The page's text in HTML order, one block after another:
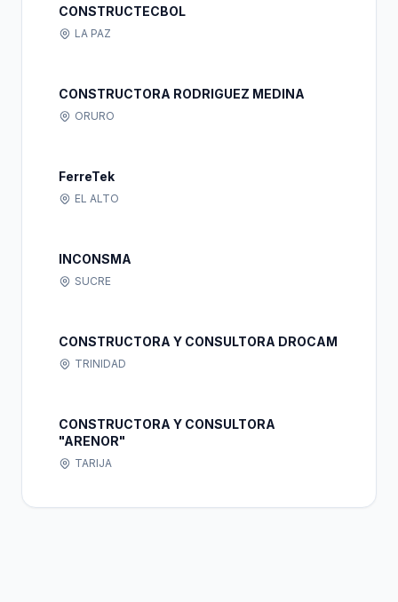
CONSTRUCTECBOL
LA PAZ
CONSTRUCTORA RODRIGUEZ MEDINA
ORURO
FerreTek
EL ALTO
INCONSMA
SUCRE
CONSTRUCTORA Y CONSULTORA DROCAM
TRINIDAD
CONSTRUCTORA Y CONSULTORA
"ARENOR"
TARIJA